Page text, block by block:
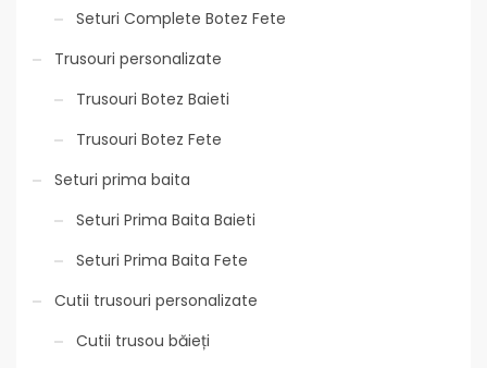
Seturi Complete Botez Fete
Trusouri personalizate
Trusouri Botez Baieti
Trusouri Botez Fete
Seturi prima baita
Seturi Prima Baita Baieti
Seturi Prima Baita Fete
Cutii trusouri personalizate
Cutii trusou băieți